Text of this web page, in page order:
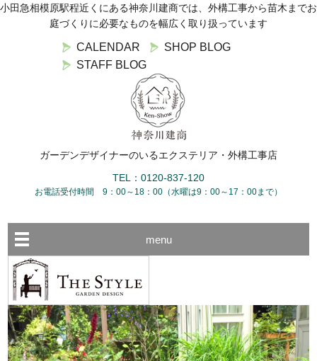
小田急相模原駅程近くにある神奈川建商では、外構工事から苗木までお
庭づくりに必要なものを幅広く取り扱っています
CALENDAR
SHOP BLOG
STAFF BLOG
ガーデンデザイナーのいるエクステリア・外構工事店
TEL：0120-837-120
お電話受付時間 9：00～18：00（水曜は9：00～17：00まで）
menu